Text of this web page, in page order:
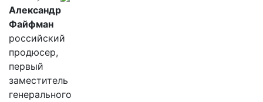
Александр
Файфман
российский
продюсер,
первый
заместитель
генерального